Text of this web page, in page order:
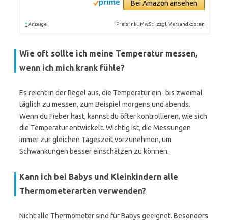
Bei Amazon ansehen
* Anzeige Preis inkl. MwSt., zzgl. Versandkosten
Wie oft sollte ich meine Temperatur messen,
wenn ich mich krank fühle?
Es reicht in der Regel aus, die Temperatur ein- bis zweimal
täglich zu messen, zum Beispiel morgens und abends.
Wenn du Fieber hast, kannst du öfter kontrollieren, wie sich
die Temperatur entwickelt. Wichtig ist, die Messungen
immer zur gleichen Tageszeit vorzunehmen, um
Schwankungen besser einschätzen zu können.
Kann ich bei Babys und Kleinkindern alle
Thermometerarten verwenden?
Nicht alle Thermometer sind für Babys geeignet. Besonders